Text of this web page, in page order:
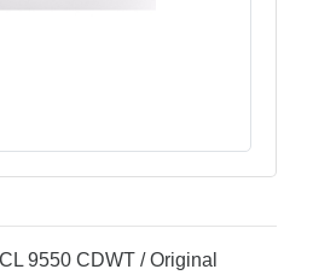
9550 CDWT / Original